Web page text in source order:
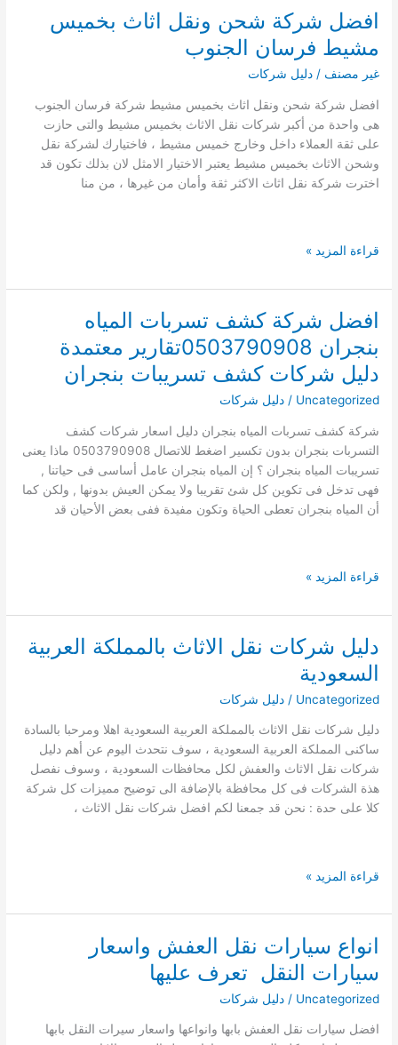
بجدة
رخيص
–
الاطلال
في
جدة
افضل شركة شحن ونقل اثاث بخميس
مشيط فرسان الجنوب
غير مصنف /دليل شركات
افضل شركة شحن ونقل اثاث بخميس مشيط شركة فرسان الجنوب
هى واحدة من أكبر شركات نقل الاثاث بخميس مشيط والتى حازت
على ثقة العملاء داخل وخارج خميس مشيط ، فاختيارك لشركة نقل
وشحن الاثاث بخميس مشيط يعتبر الاختيار الامثل لان بذلك تكون قد
اخترت شركة نقل اثاث الاكثر ثقة وأمان من غيرها ، من منا
افضل
شحن
ونقل
اثاث
بخميس
مشيط
فرسان
الجنوب
قراءة المزيد »
افضل شركة كشف تسربات المياه
بنجران 0503790908تقارير معتمدة
دليل شركات كشف تسريبات بنجران
Uncategorized
/دليل شركات
شركة كشف تسربات المياه بنجران دليل اسعار شركات كشف
التسربات بنجران بدون تكسير اضغط للاتصال 0503790908 ماذا يعنى
تسريبات المياه بنجران ؟ إن المياه بنجران عامل أساسى فى حياتنا ,
فهى تدخل فى تكوين كل شئ تقريبا ولا يمكن العيش بدونها , ولكن كما
أن المياه بنجران تعطى الحياة وتكون مفيدة ففى بعض الأحيان قد
افضل
كشف
تسربات
المياه
بنجران
0503790908تقارير
دليل
شركات
كشف
تسريبات
بنجران
قراءة المزيد »
دليل شركات نقل الاثاث بالمملكة العربية
السعودية
Uncategorized
/دليل شركات
دليل شركات نقل الاثاث بالمملكة العربية السعودية اهلا ومرحبا بالسادة
ساكنى المملكة العربية السعودية ، سوف نتحدث اليوم عن أهم دليل
شركات نقل الاثاث والعفش لكل محافظات السعودية ، وسوف نفصل
هذة الشركات فى كل محافظة بالإضافة الى توضيح مميزات كل شركة
كلا على حدة : نحن قد جمعنا لكم افضل شركات نقل الاثاث ،
دليل
نقل
الاثاث
بالمملكة
العربية
السعودية
قراءة المزيد »
انواع سيارات نقل العفش واسعار
سيارات النقل تعرف عليها
Uncategorized
/دليل شركات
افضل سيارات نقل العفش بابها وانواعها واسعار سيرات النقل بابها